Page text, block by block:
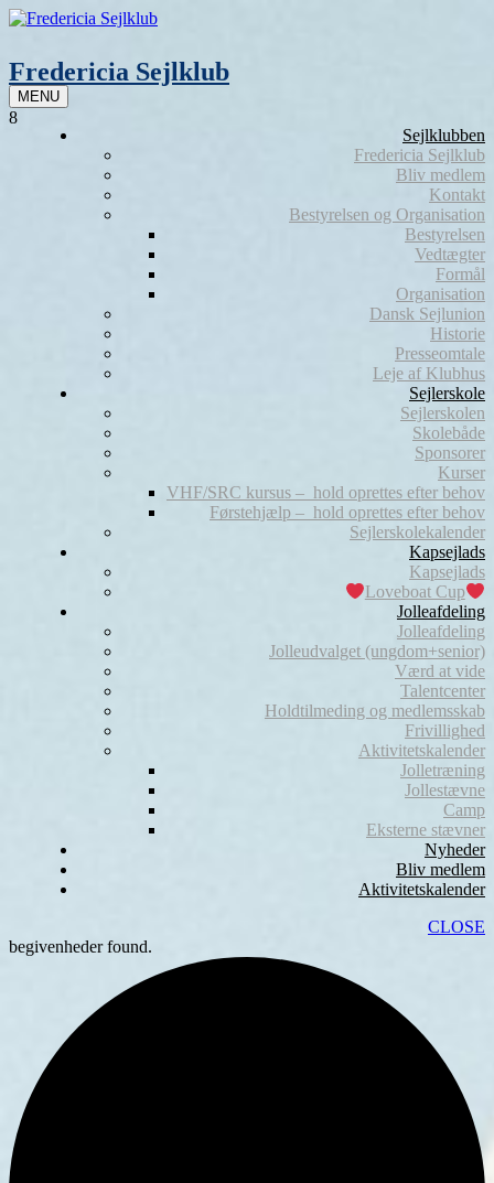
Skip
Fredericia Sejlklub
MENU
Sejlklubben
Fredericia Sejlklub
Bliv medlem
Kontakt
Bestyrelsen og Organisation
Bestyrelsen
Vedtægter
Formål
Organisation
Dansk Sejlunion
Historie
Presseomtale
Leje af Klubhus
Sejlerskole
Sejlerskolen
Skolebåde
Sponsorer
Kurser
VHF/SRC kursus – hold oprettes efter behov
Førstehjælp – hold oprettes efter behov
Sejlerskolekalender
Kapsejlads
Kapsejlads
Loveboat Cup
Jolleafdeling
Jolleafdeling
Jolleudvalget (ungdom+senior)
Værd at vide
Talentcenter
Holdtilmeding og medlemsskab
Frivillighed
Aktivitetskalender
Jolletræning
Jollestævne
Camp
Eksterne stævner
Nyheder
Bliv medlem
Aktivitetskalender
CLOSE
8
begivenheder found.